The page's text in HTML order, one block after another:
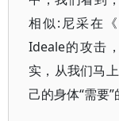
相似:尼采在
Ideale的攻击
实，从我们马
己的身体“需要”